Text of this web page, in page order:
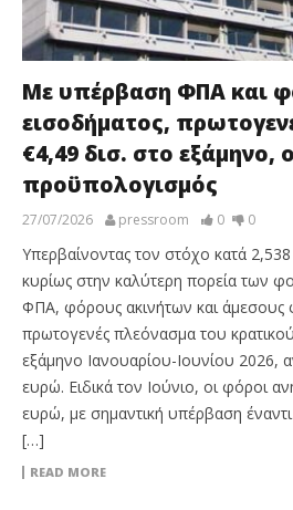
Με υπέρβαση ΦΠΑ και
εισοδήματος,
€4,49 δισ. στο εξάμηνο, ο
προϋπολογισμός
27/07/2026 pressroom 0 0
Υπερβαίνοντας τον στόχο κατά
κυρίως στην καλύτερη πορεία των
ΦΠΑ, φόρους ακινήτων και άμεσους
πρωτογενές πλεόνασμα του
εξάμηνο Ιανουαρίου-Ιουνίου 2026,
ευρώ. Ειδικά τον Ιούνιο, οι φόροι
ευρώ, με σημαντική υπέρβαση
[…]
READ MORE